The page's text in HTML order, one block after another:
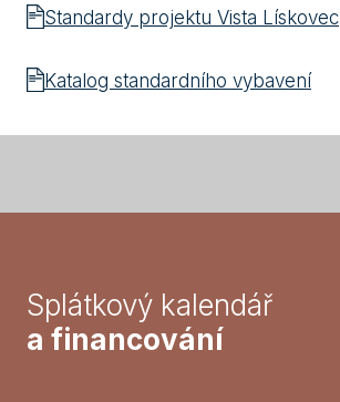
Standardy projektu Vista Lískovec
Katalog standardního vybavení
Splátkový kalendář
a financování